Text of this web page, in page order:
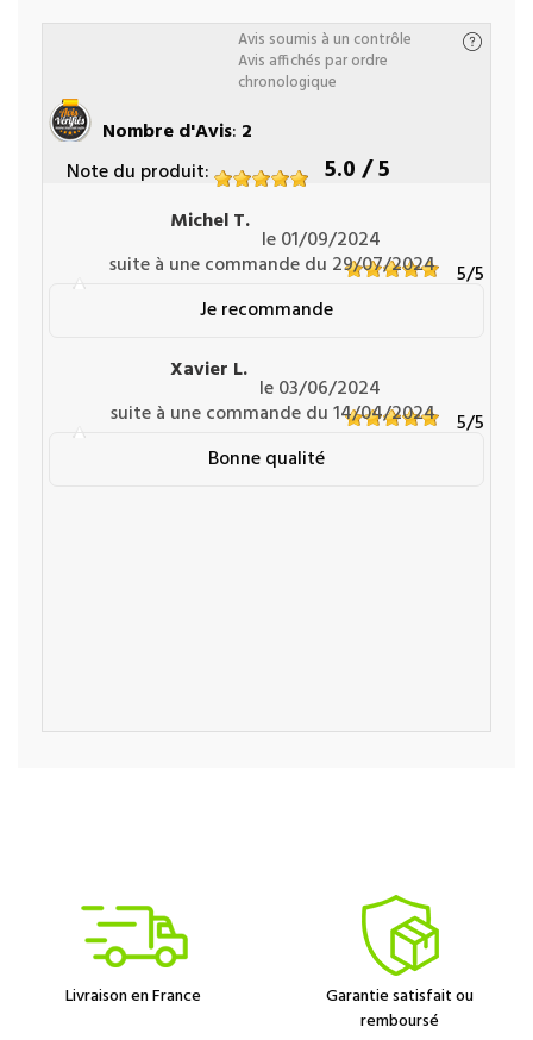
Avis soumis à un contrôle
Avis affichés par ordre
chronologique
Nombre d'Avis: 2
Note du produit: 5.0 / 5
Michel T.
le 01/09/2024
suite à une commande du 29/07/2024
5/5
Je recommande
Xavier L.
le 03/06/2024
suite à une commande du 14/04/2024
5/5
Bonne qualité
Livraison en France
Garantie satisfait ou
remboursé